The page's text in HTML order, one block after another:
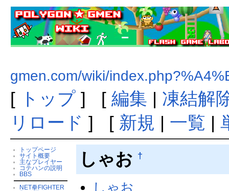
gmen.com/wiki/
[ トップ] [ 編集 | 凍結解
リロード ] [ 新規 | 一覧 |
トップページ
サイト概要
主なプレイヤー
コテハンの説明
BBS
NET拳FIGHTER
しゃお †
しゃお